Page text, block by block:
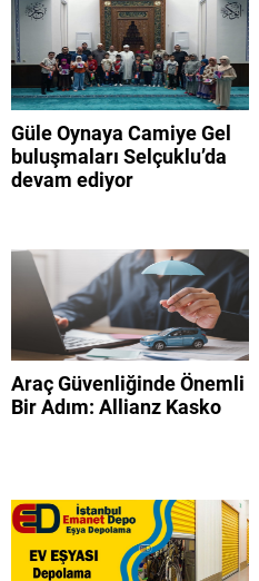
Güle Oynaya Camiye Gel
buluşmaları Selçuklu’da
devam ediyor
Araç Güvenliğinde Önemli
Bir Adım: Allianz Kasko